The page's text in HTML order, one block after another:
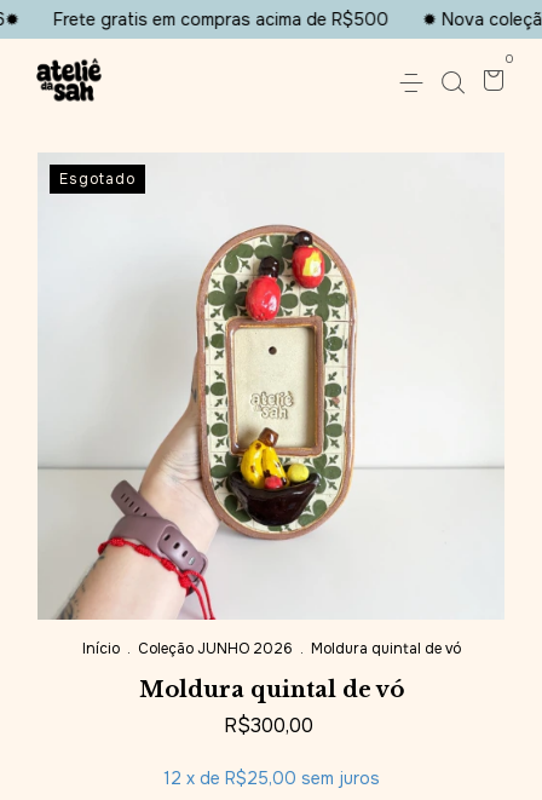
gratis em compras acima de R$500 ✹ Nova coleção
0
Esgotado
Início . Coleção JUNHO 2026 . Moldura quintal de vó
Moldura quintal de vó
R$300,00
12 x de R$25,00 sem juros